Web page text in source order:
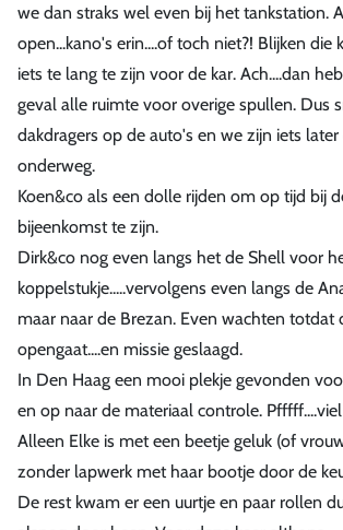
we dan straks wel even bij het tankstation.
open...kano's erin....of toch niet?! Blijken die
iets te lang te zijn voor de kar. Ach....dan
geval alle ruimte voor overige spullen. Dus
dakdragers op de auto's en we zijn iets
onderweg.
Koen&co als een dolle rijden om op tijd bij
bijeenkomst te zijn.
Dirk&co nog even langs het de Shell voor
koppelstukje.....vervolgens even langs de
maar naar de Brezan. Even wachten totdat
opengaat....en missie geslaagd.
In Den Haag een mooi plekje gevonden
en op naar de materiaal controle.
Alleen Elke is met een beetje geluk (of
zonder lapwerk met haar bootje door de
De rest kwam er een uurtje en paar rollen